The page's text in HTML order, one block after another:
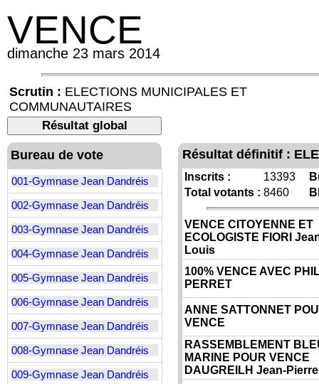
VENCE
dimanche 23 mars 2014
Scrutin : ELECTIONS MUNICIPALES ET
COMMUNAUTAIRES
Résultat global
Bureau de vote
001-Gymnase Jean Dandréis
002-Gymnase Jean Dandréis
003-Gymnase Jean Dandréis
004-Gymnase Jean Dandréis
005-Gymnase Jean Dandréis
006-Gymnase Jean Dandréis
007-Gymnase Jean Dandréis
008-Gymnase Jean Dandréis
009-Gymnase Jean Dandréis
Résultat définitif :
Inscrits : 13393
Total votants : 8460
VENCE CITOYENNE ET
ECOLOGISTE FIORI
Louis
100% VENCE AVEC
PERRET
ANNE SATTONNET
VENCE
RASSEMBLEMENT
MARINE POUR VENCE
DAUGREILH Jean-Pierre